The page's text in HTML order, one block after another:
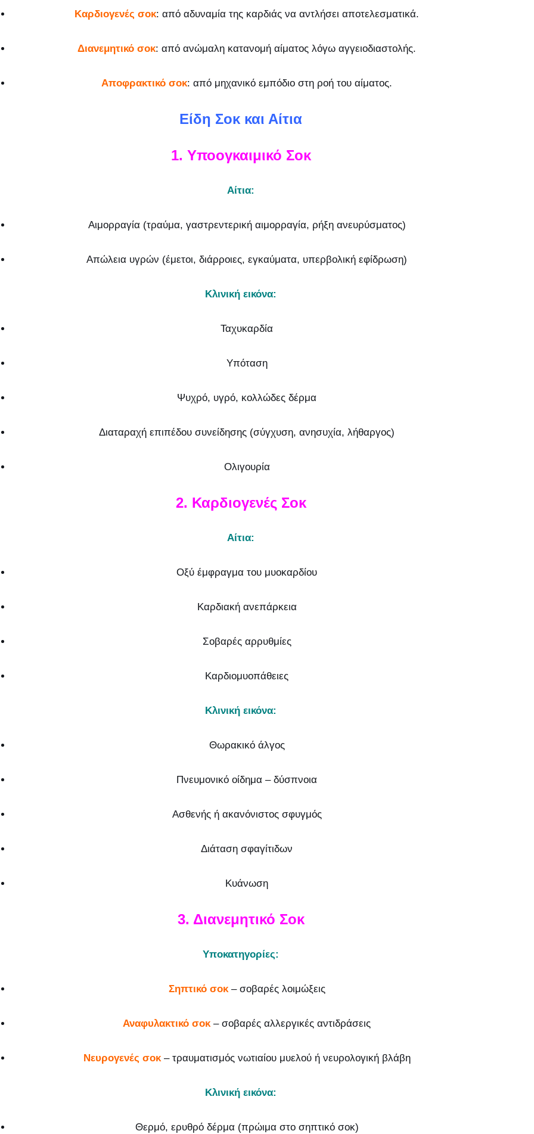
Καρδιογενές σοκ: από αδυναμία της καρδιάς να αντλήσει αποτελεσματικά.
Διανεμητικό σοκ: από ανώμαλη κατανομή αίματος λόγω αγγειοδιαστολής.
Αποφρακτικό σοκ: από μηχανικό εμπόδιο στη ροή του αίματος.
Είδη Σοκ και Αίτια
1. Υποογκαιμικό Σοκ
Αίτια:
Αιμορραγία (τραύμα, γαστρεντερική αιμορραγία, ρήξη ανευρύσματος)
Απώλεια υγρών (έμετοι, διάρροιες, εγκαύματα, υπερβολική εφίδρωση)
Κλινική εικόνα:
Ταχυκαρδία
Υπόταση
Ψυχρό, υγρό, κολλώδες δέρμα
Διαταραχή επιπέδου συνείδησης (σύγχυση, ανησυχία, λήθαργος)
Ολιγουρία
2. Καρδιογενές Σοκ
Αίτια:
Οξύ έμφραγμα του μυοκαρδίου
Καρδιακή ανεπάρκεια
Σοβαρές αρρυθμίες
Καρδιομυοπάθειες
Κλινική εικόνα:
Θωρακικό άλγος
Πνευμονικό οίδημα – δύσπνοια
Ασθενής ή ακανόνιστος σφυγμός
Διάταση σφαγίτιδων
Κυάνωση
3. Διανεμητικό Σοκ
Υποκατηγορίες:
Σηπτικό σοκ– σοβαρές λοιμώξεις
Αναφυλακτικό σοκ– σοβαρές αλλεργικές αντιδράσεις
Νευρογενές σοκ– τραυματισμός νωτιαίου μυελού ή νευρολογική βλάβη
Κλινική εικόνα:
Θερμό, ερυθρό δέρμα (πρώιμα στο σηπτικό σοκ)